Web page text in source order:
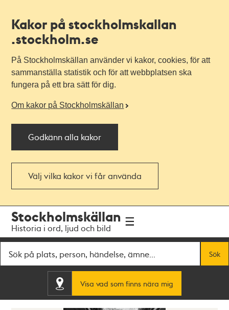
Kakor på stockholmskallan
.stockholm.se
På Stockholmskällan använder vi kakor, cookies, för att
sammanställa statistik och för att webbplatsen ska
fungera på ett bra sätt för dig.
Om kakor på Stockholmskällan
Godkänn alla kakor
Välj vilka kakor vi får använda
navigationen
huvudinnehållet
Stockholmskällan
Historia i ord, ljud och bild
Sök
Visa vad som finns nära mig